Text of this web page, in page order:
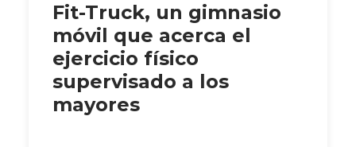
Fit-Truck, un gimnasio
móvil que acerca el
ejercicio físico
supervisado a los
mayores